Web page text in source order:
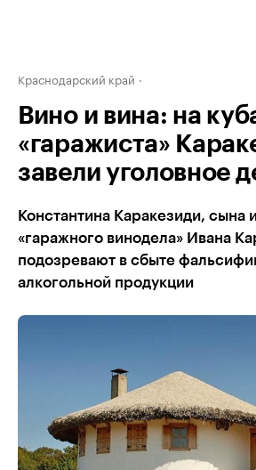
Краснодарский край
Вино и вина: на
«гаражиста»
завели уголовное
Константина Каракезиди, сына
«гаражного винодела» Ивана
подозревают в сбыте
алкогольной продукции